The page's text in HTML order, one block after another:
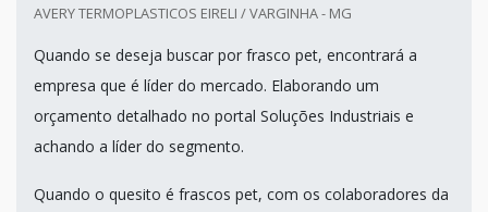
AVERY TERMOPLASTICOS EIRELI / VARGINHA - MG
Quando se deseja buscar por frasco pet, encontrará a
empresa que é líder do mercado. Elaborando um
orçamento detalhado no portal Soluções Industriais e
achando a líder do segmento.
Quando o quesito é frascos pet, com os colaboradores da